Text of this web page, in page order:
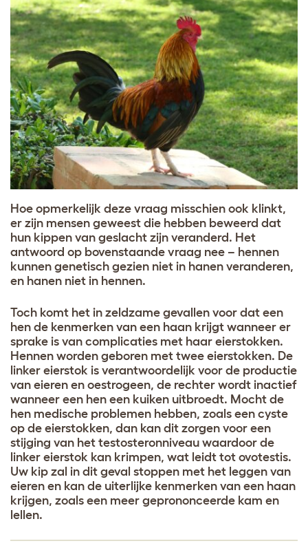
Hoe opmerkelijk deze vraag misschien ook klinkt,
er zijn mensen geweest die hebben beweerd dat
hun kippen van geslacht zijn veranderd. Het
antwoord op bovenstaande vraag nee – hennen
kunnen genetisch gezien niet in hanen veranderen,
en hanen niet in hennen.
Toch komt het in zeldzame gevallen voor dat een
hen de kenmerken van een haan krijgt wanneer er
sprake is van complicaties met haar eierstokken.
Hennen worden geboren met twee eierstokken. De
linker eierstok is verantwoordelijk voor de productie
van eieren en oestrogeen, de rechter wordt inactief
wanneer een hen een kuiken uitbroedt. Mocht de
hen medische problemen hebben, zoals een cyste
op de eierstokken, dan kan dit zorgen voor een
stijging van het testosteronniveau waardoor de
linker eierstok kan krimpen, wat leidt tot ovotestis.
Uw kip zal in dit geval stoppen met het leggen van
eieren en kan de uiterlijke kenmerken van een haan
krijgen, zoals een meer geprononceerde kam en
lellen.